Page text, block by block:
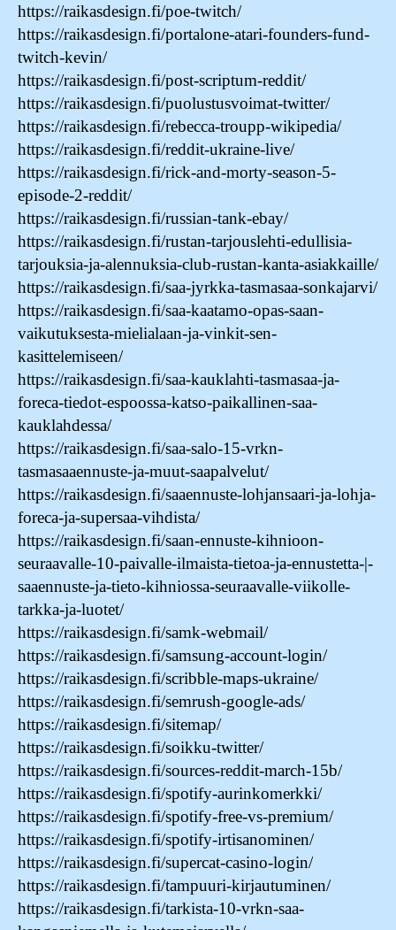
https://raikasdesign.fi/poe-twitch/
https://raikasdesign.fi/portalone-atari-founders-fund-
twitch-kevin/
https://raikasdesign.fi/post-scriptum-reddit/
https://raikasdesign.fi/puolustusvoimat-twitter/
https://raikasdesign.fi/rebecca-troupp-wikipedia/
https://raikasdesign.fi/reddit-ukraine-live/
https://raikasdesign.fi/rick-and-morty-season-5-
episode-2-reddit/
https://raikasdesign.fi/russian-tank-ebay/
https://raikasdesign.fi/rustan-tarjouslehti-edullisia-
tarjouksia-ja-alennuksia-club-rustan-kanta-asiakkaille/
https://raikasdesign.fi/saa-jyrkka-tasmasaa-sonkajarvi/
https://raikasdesign.fi/saa-kaatamo-opas-saan-
vaikutuksesta-mielialaan-ja-vinkit-sen-
kasittelemiseen/
https://raikasdesign.fi/saa-kauklahti-tasmasaa-ja-
foreca-tiedot-espoossa-katso-paikallinen-saa-
kauklahdessa/
https://raikasdesign.fi/saa-salo-15-vrkn-
tasmasaaennuste-ja-muut-saapalvelut/
https://raikasdesign.fi/saaennuste-lohjansaari-ja-lohja-
foreca-ja-supersaa-vihdista/
https://raikasdesign.fi/saan-ennuste-kihnioon-
seuraavalle-10-paivalle-ilmaista-tietoa-ja-ennustetta-|-
saaennuste-ja-tieto-kihniossa-seuraavalle-viikolle-
tarkka-ja-luotet/
https://raikasdesign.fi/samk-webmail/
https://raikasdesign.fi/samsung-account-login/
https://raikasdesign.fi/scribble-maps-ukraine/
https://raikasdesign.fi/semrush-google-ads/
https://raikasdesign.fi/sitemap/
https://raikasdesign.fi/soikku-twitter/
https://raikasdesign.fi/sources-reddit-march-15b/
https://raikasdesign.fi/spotify-aurinkomerkki/
https://raikasdesign.fi/spotify-free-vs-premium/
https://raikasdesign.fi/spotify-irtisanominen/
https://raikasdesign.fi/supercat-casino-login/
https://raikasdesign.fi/tampuuri-kirjautuminen/
https://raikasdesign.fi/tarkista-10-vrkn-saa-